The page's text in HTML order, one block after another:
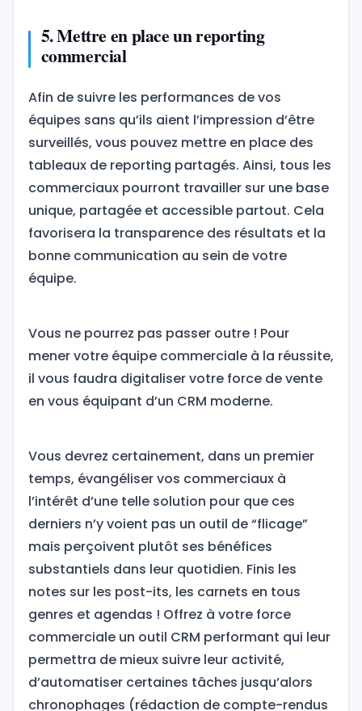
5. Mettre en place un reporting
commercial
Afin de suivre les performances de vos
équipes sans qu’ils aient l’impression d’être
surveillés, vous pouvez mettre en place des
tableaux de reporting partagés. Ainsi, tous les
commerciaux pourront travailler sur une base
unique, partagée et accessible partout. Cela
favorisera la transparence des résultats et la
bonne communication au sein de votre
équipe.
Vous ne pourrez pas passer outre ! Pour
mener votre équipe commerciale à la réussite,
il vous faudra digitaliser votre force de vente
en vous équipant d’un CRM moderne.
Vous devrez certainement, dans un premier
temps, évangéliser vos commerciaux à
l’intérêt d’une telle solution pour que ces
derniers n’y voient pas un outil de “flicage”
mais perçoivent plutôt ses bénéfices
substantiels dans leur quotidien. Finis les
notes sur les post-its, les carnets en tous
genres et agendas ! Offrez à votre force
commerciale un outil CRM performant qui leur
permettra de mieux suivre leur activité,
d’automatiser certaines tâches jusqu’alors
chronophages (rédaction de compte-rendus